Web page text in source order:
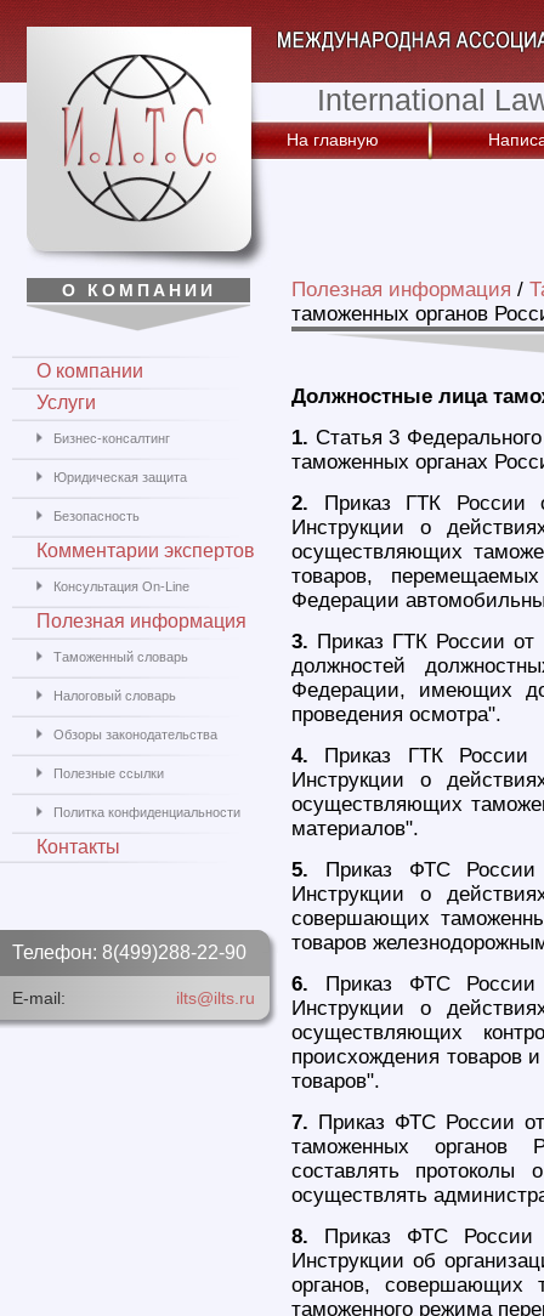
International
На главную
Полезная информация /
таможенных органов
Должностные лица
1. Статья 3
таможенных органах
2. Приказ ГТК России
Инструкции о
осуществляющих
товаров,
Федерации
3. Приказ ГТК России
должностей
Федерации, имеющих
проведения осмотра".
4. Приказ ГТК
Инструкции о
осуществляющих
материалов".
5. Приказ ФТС
Инструкции о
совершающих
товаров
6. Приказ ФТС
Инструкции о
осуществляющих
происхождения товаров
товаров".
7. Приказ ФТС России
таможенных органов
составлять протоколы
осуществлять
8. Приказ ФТС
Инструкции об
органов, совершающих
таможенного режима
О КОМПАНИИ
О компании
Услуги
Бизнес-консалтинг
Юридическая защита
Безопасность
Комментарии экспертов
Консультация On-Line
Полезная информация
Таможенный словарь
Налоговый словарь
Обзоры законодательства
Полезные ссылки
Политка конфиденциальности
Контакты
Телефон: 8(499)288-22-90
E-mail: ilts@ilts.ru